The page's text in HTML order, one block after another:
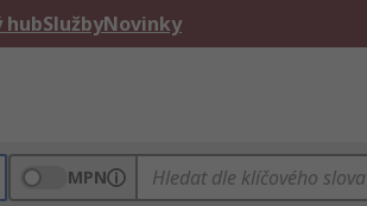
hubSlužbyNovinky
MPN